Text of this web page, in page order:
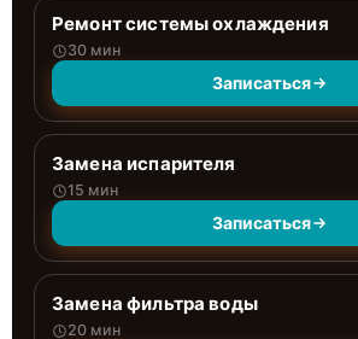
Ремонт системы охлаждения
30 мин
Записаться
Замена испарителя
15 мин
Записаться
Замена фильтра воды
20 мин